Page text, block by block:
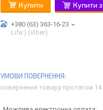
Купити Купити з
+380 (63) 363-16-23
Life:) (Viber)
повернення товару протягом 14